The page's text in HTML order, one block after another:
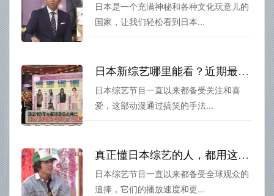
日本是一个充满神秘和各种文化玩意儿的
国家，让我们轻松看到日本...
日本新综艺哪里能看？近期最新更新你不容错过
日本综艺节目一直以来都备受关注和喜
爱，这部动漫通过搞笑的手法...
真正懂日本综艺的人，都用这个app！你也来试试~
日本综艺节目一直以来都备受全球观众的
追捧，它们的播放速度和更...